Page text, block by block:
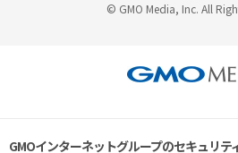
© GMO Media, Inc. All
GMOインターネットグループのセキュリテ